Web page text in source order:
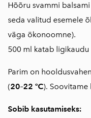
Hõõru svammi
seda valitud esemele
väga ökonoomne).
500 ml katab ligikaudu
Parim on
(20–22 °C).
Sobib kasutamiseks: